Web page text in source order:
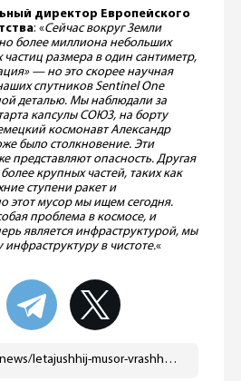
директор Европейского
: «Сейчас вокруг Земли
более миллиона небольших
частиц размера в один сантиметр,
— но это скорее научная
спутников Sentinel One
деталью. Мы наблюдали за
капсулы СОЮЗ, на борту
космонавт Александр
было столкновение. Эти
представляют опасность. Другая
крупных частей, таких как
ступени ракет и
этот мусор мы ищем сегодня.
проблема в космосе, и
является инфраструктурой, мы
в чистоте.«
https://ostwest.tv/news/letajushhij-musor-vrashhajushhijsya-vokrug-zemli-teper-budut-sobirat/